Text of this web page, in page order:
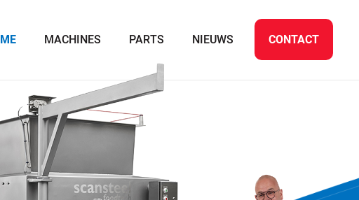
MACHINES PARTS NIEUWS CONTACT